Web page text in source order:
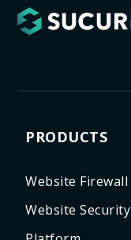
PRODUCTS
Website Firewall
Website Security